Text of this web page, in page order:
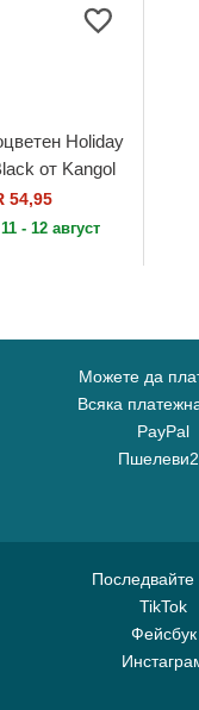
Holiday
от Kangol
54,95
11 - 12 август
Можете да
Всяка
PayPal
Последвайте
TikTok
Фейсбук